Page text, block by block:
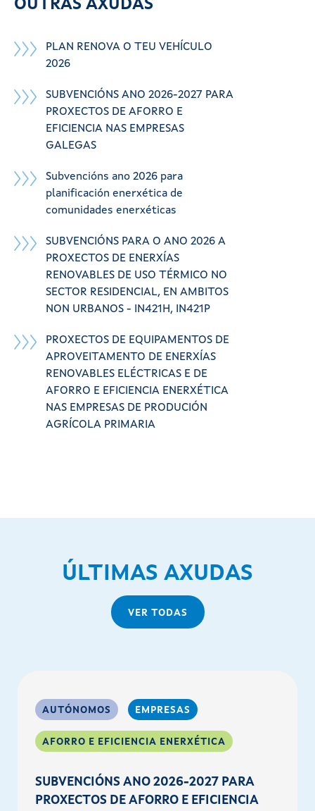
OUTRAS AXUDAS
PLAN RENOVA O TEU VEHÍCULO
2026
SUBVENCIÓNS ANO 2026-2027 PARA
PROXECTOS DE AFORRO E
EFICIENCIA NAS EMPRESAS
GALEGAS
Subvencións ano 2026 para
planificación enerxética de
comunidades enerxéticas
SUBVENCIÓNS PARA O ANO 2026 A
PROXECTOS DE ENERXÍAS
RENOVABLES DE USO TÉRMICO NO
SECTOR RESIDENCIAL, EN AMBITOS
NON URBANOS - IN421H, IN421P
PROXECTOS DE EQUIPAMENTOS DE
APROVEITAMENTO DE ENERXÍAS
RENOVABLES ELÉCTRICAS E DE
AFORRO E EFICIENCIA ENERXÉTICA
NAS EMPRESAS DE PRODUCIÓN
AGRÍCOLA PRIMARIA
ÚLTIMAS AXUDAS
VER TODAS
AUTÓNOMOS EMPRESAS
AFORRO E EFICIENCIA ENERXÉTICA
SUBVENCIÓNS ANO 2026-2027 PARA
PROXECTOS DE AFORRO E EFICIENCIA